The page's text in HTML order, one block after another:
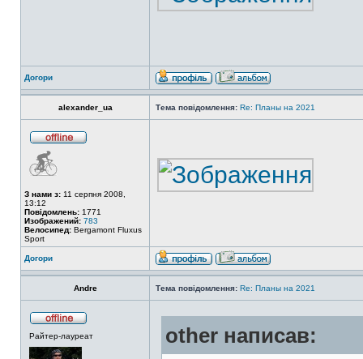
Догори
alexander_ua Тема повідомлення: Re: Планы на 2021
З нами з: 11 серпня 2008,
13:12
Повідомлень: 1771
Изображений: 783
Велосипед: Bergamont Fluxus
Sport
Догори
Andre Тема повідомлення: Re: Планы на 2021
Райтер-лауреат other написав: